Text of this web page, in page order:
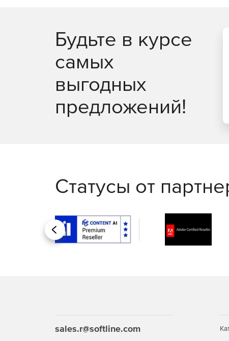
Будьте в курсе
самых
выгодных
предложений!
Статусы от
Назад
sales.r@softline.com